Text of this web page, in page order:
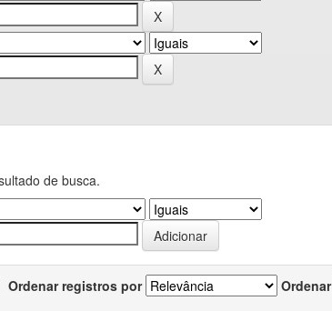
de busca.
Ordenar registros por Ordenar